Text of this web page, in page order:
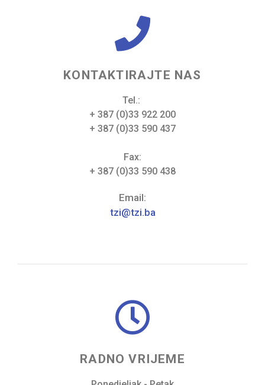
KONTAKTIRAJTE NAS
Tel.:
+ 387 (0)33 922 200
+ 387 (0)33 590 437
Fax:
+ 387 (0)33 590 438
Email:
tzi@tzi.ba
RADNO VRIJEME